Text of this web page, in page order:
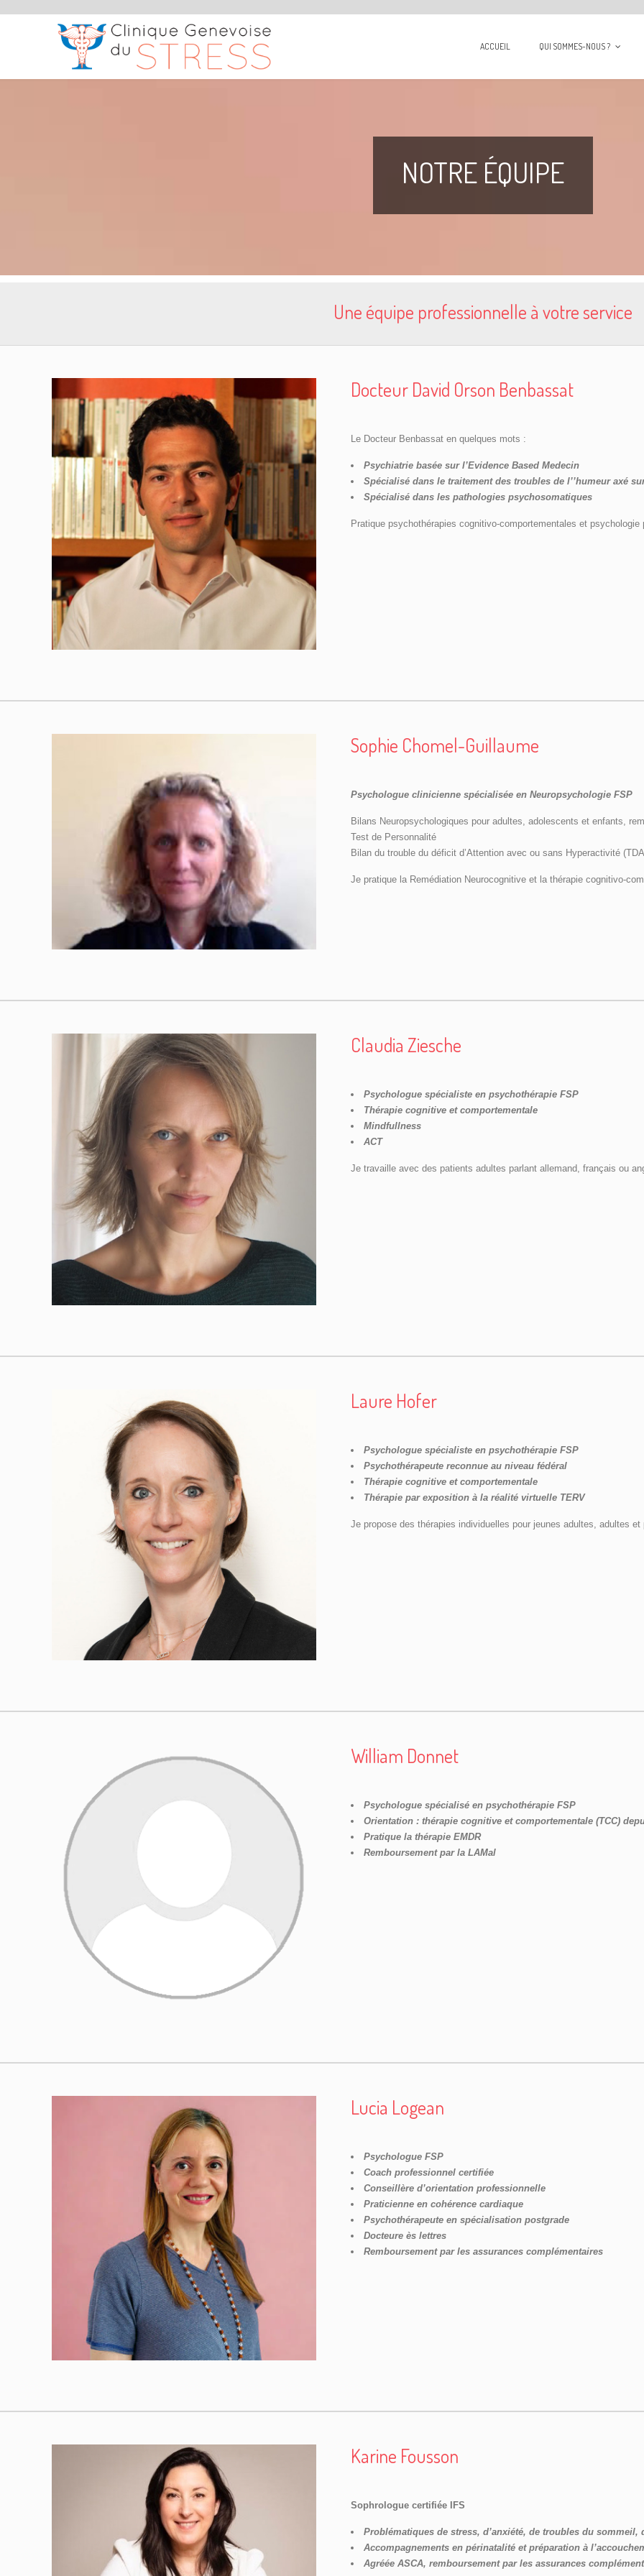
ACCUEIL QUI SOMMES-NOUS ?
NOTRE ÉQUIPE
Une équipe professionnelle à votre service
Docteur David Orson Benbassat
Le Docteur Benbassat en quelques mots :
Psychiatrie basée sur l’Evidence Based Medecin
Spécialisé dans le traitement des troubles de l’’humeur axé
Spécialisé dans les pathologies psychosomatiques
Pratique psychothérapies cognitivo-comportementales et psychologie
Sophie Chomel-Guillaume
Psychologue clinicienne spécialisée en Neuropsychologie FSP
Bilans Neuropsychologiques pour adultes, adolescents et enfants,
Test de Personnalité
Bilan du trouble du déficit d’Attention avec ou sans Hyperactivité
Je pratique la Remédiation Neurocognitive et la thérapie cognitivo-
Claudia Ziesche
Psychologue spécialiste en psychothérapie FSP
Thérapie cognitive et comportementale
Mindfullness
ACT
Je travaille avec des patients adultes parlant allemand, français ou
Laure Hofer
Psychologue spécialiste en psychothérapie FSP
Psychothérapeute reconnue au niveau fédéral
Thérapie cognitive et comportementale
Thérapie par exposition à la réalité virtuelle TERV
Je propose des thérapies individuelles pour jeunes adultes, adultes et
William Donnet
Psychologue spécialisé en psychothérapie FSP
Orientation : thérapie cognitive et comportementale (TCC)
Pratique la thérapie EMDR
Remboursement par la LAMal
Lucia Logean
Psychologue FSP
Coach professionnel certifiée
Conseillère d’orientation professionnelle
Praticienne en cohérence cardiaque
Psychothérapeute en spécialisation postgrade
Docteure ès lettres
Remboursement par les assurances complémentaires
Karine Fousson
Sophrologue certifiée IFS
Problématiques de stress, d’anxiété, de troubles du
Accompagnements en périnatalité et préparation à
Agréée ASCA, remboursement par les assurances